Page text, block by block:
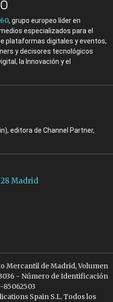
, grupo europeo líder en
especializados para el
plataformas digitales y eventos,
y decisores tecnológicos
la Innovación y el
editora de Channel Partner,
Madrid
Mercantil de Madrid, Volumen
- Número de Identificación
85062503
Spain S.L. Todos los